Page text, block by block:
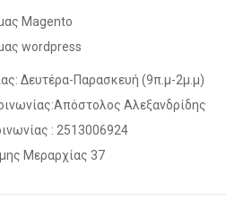
Magento
wordpress
Δευτέρα-Παρασκευή (9π.μ-2μ.μ)
Αλεξανδρίδης
: 2513006924
Μεραρχίας 37